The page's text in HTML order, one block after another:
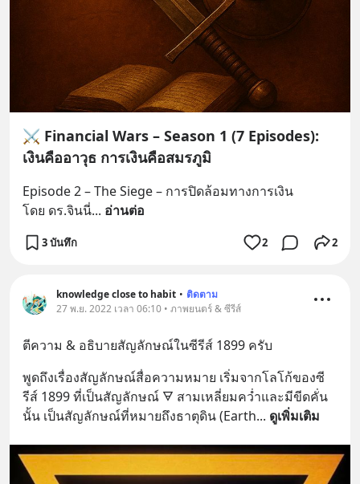
⚔️ Financial Wars – Season 1 (7 Episodes):
เงินคืออาวุธ การเงินคือสมรภูมิ
Episode 2 – The Siege – การปิดล้อมทางการเงิน
โดย ดร.จินนี่... อ่านต่อ
3 บันทึก 2 2
knowledge close to habit • ติดตาม
27 พ.ย. 2022 เวลา 06:10 • ภาพยนตร์ & ซีรีส์
ตีความ & อธิบายสัญลักษณ์ในซีรีส์ 1899 ครับ
พูดถึงเรื่องสัญลักษณ์สื่อความหมาย เริ่มจากโลโก้ของซี
รีส์ 1899 ที่เป็นสัญลักษณ์ 🜃 สามเหลี่ยมคว่ำและมีขีดคั่น
นั้น เป็นสัญลักษณ์ที่หมายถึงธาตุดิน (Earth... ดูเพิ่มเติม